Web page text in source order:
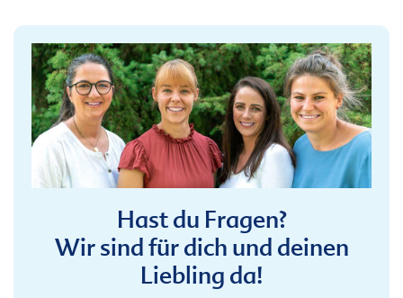
Hast du Fragen?
Wir sind für dich und deinen
Liebling da!